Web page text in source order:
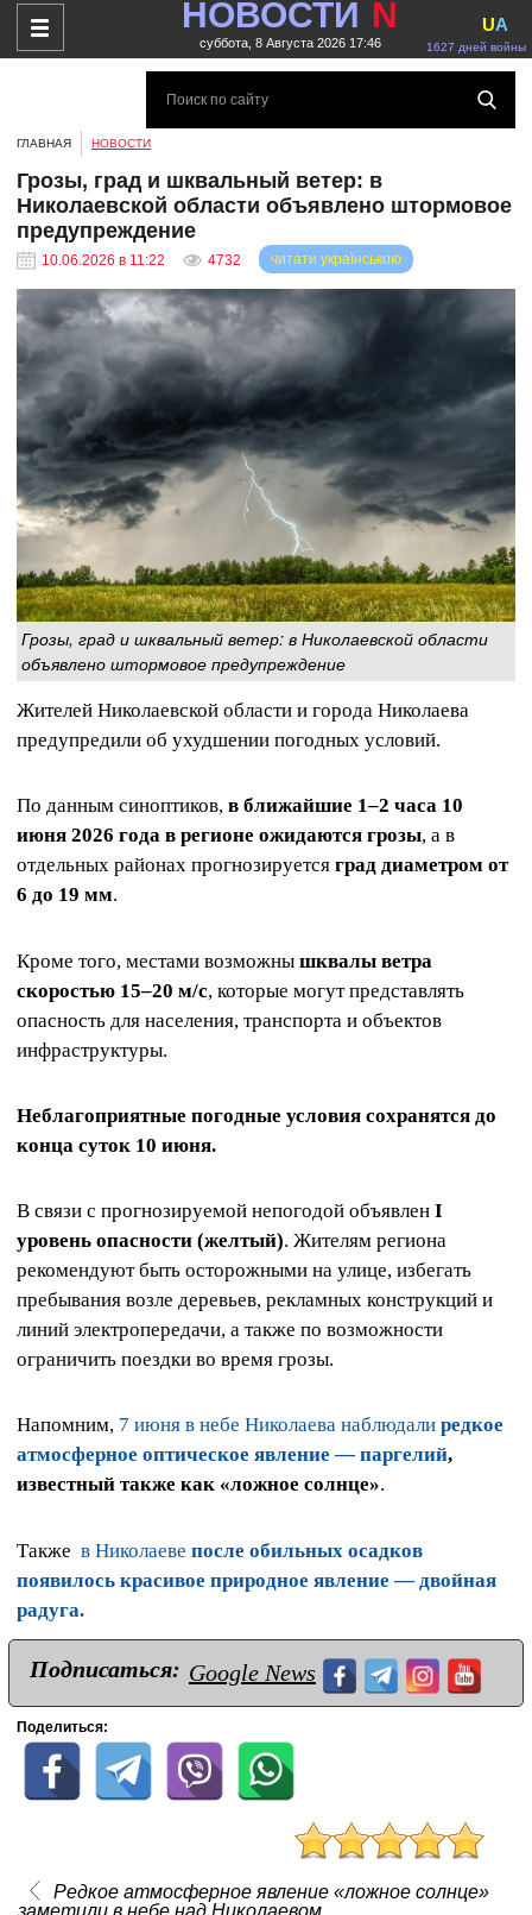
НОВОСТИ N
суббота, 8 Августа 2026 17:46 1627 дней войны
UA
ГЛАВНАЯ НОВОСТИ
Грозы, град и шквальный ветер: в
Николаевской области объявлено штормовое
предупреждение
10.06.2026 в 11:22 4732 читати українською
Грозы, град и шквальный ветер: в Николаевской области
объявлено штормовое предупреждение
Жителей Николаевской области и города Николаева
предупредили об ухудшении погодных условий.
По данным синоптиков, в ближайшие 1–2 часа 10
июня 2026 года в регионе ожидаются грозы, а в
отдельных районах прогнозируется град диаметром от
6 до 19 мм.
Кроме того, местами возможны шквалы ветра
скоростью 15–20 м/с, которые могут представлять
опасность для населения, транспорта и объектов
инфраструктуры.
Неблагоприятные погодные условия сохранятся до
конца суток 10 июня.
В связи с прогнозируемой непогодой объявлен I
уровень опасности (желтый). Жителям региона
рекомендуют быть осторожными на улице, избегать
пребывания возле деревьев, рекламных конструкций и
линий электропередачи, а также по возможности
ограничить поездки во время грозы.
Напомним, 7 июня в небе Николаева наблюдали редкое
атмосферное оптическое явление — паргелий,
известный также как «ложное солнце».
Также в Николаеве после обильных осадков
появилось красивое природное явление — двойная
радуга.
Подписаться: Google News
Поделиться:
Редкое атмосферное явление «ложное солнце»
заметили в небе над Николаевом